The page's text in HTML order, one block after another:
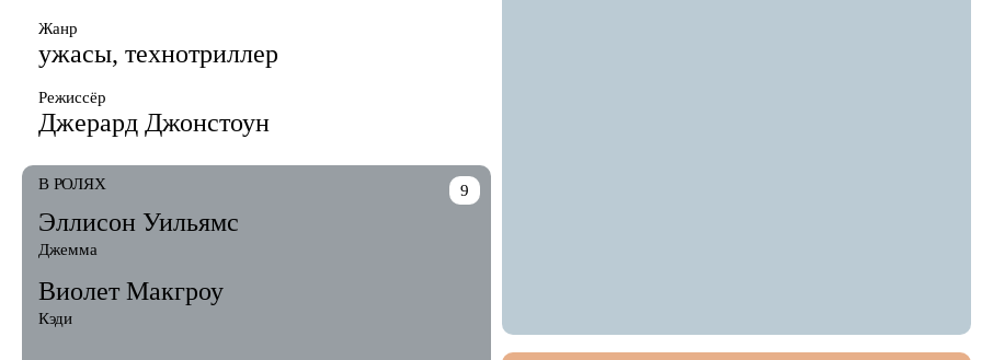
Жанр
ужасы, технотриллер
Режиссёр
Джерард Джонстоун
9
В РОЛЯХ
Эллисон Уильямс
Джемма
Виолет Макгроу
Кэди